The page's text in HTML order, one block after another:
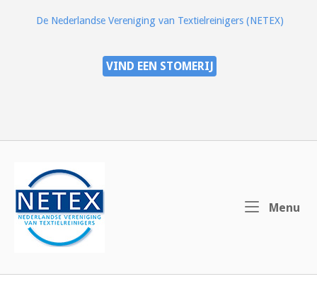
De Nederlandse Vereniging van Textielreinigers (NETEX)
VIND EEN STOMERIJ
Menu